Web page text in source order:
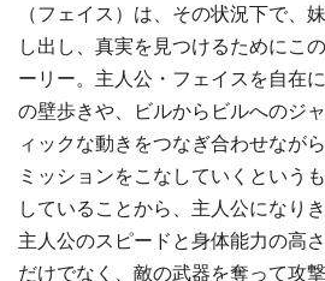
（フェイス）は、その状況下で、
し出し、真実を見つけるためにこ
ーリー。主人公・フェイスを自在
の壁歩きや、ビルからビルへのジ
ィックな動きをつなぎ合わせなが
ミッションをこなしていくという
していることから、主人公になり
主人公のスピードと身体能力の高
だけでなく、敵の武器を奪って攻